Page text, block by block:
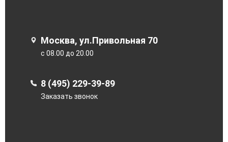
Москва, ул.Привольная 70
с 08.00 до 20.00
8 (495) 229-39-89
Заказать звонок